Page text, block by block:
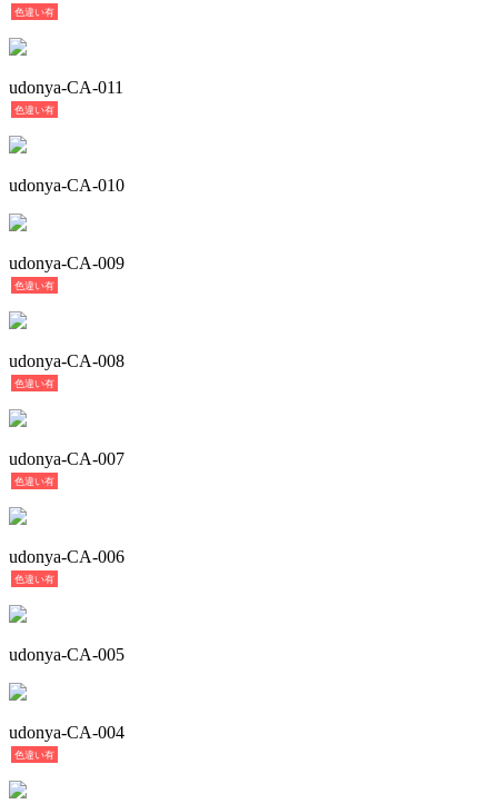
色違い有
udonya-CA-011
色違い有
udonya-CA-010
udonya-CA-009
色違い有
udonya-CA-008
色違い有
udonya-CA-007
色違い有
udonya-CA-006
色違い有
udonya-CA-005
udonya-CA-004
色違い有